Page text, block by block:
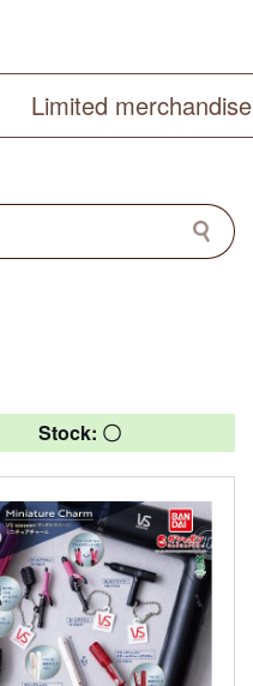
Limited merchandise
Stock: 〇